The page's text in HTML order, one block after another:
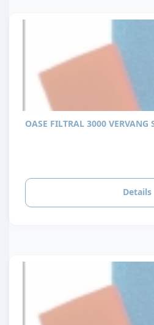
OASE FILTRAL 3000 VERVANG
Details